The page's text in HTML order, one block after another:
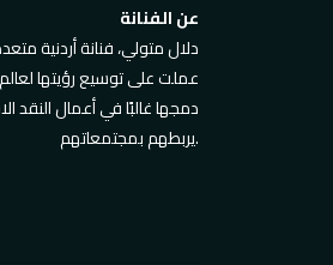
عن الفنانة
دلال متولي، فنانة أردنية
عملت على توسيع رؤيتها
دمجها غالبًا في أعمال
يربطهم بمجتمعاتهم.